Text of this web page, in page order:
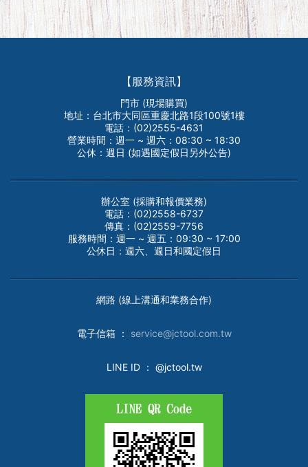
【服務資訊】
門市 (現場購買)
地址：台北市大同區重慶北路1段100號1樓
電話：(02)2555-4631
營業時間：週一 ~ 週六：08:30 ~ 18:30
公休：週日 (如遇國定假日另外公告)
辦公室 (採購和報價業務)
電話：(02)2558-6737
傳真：(02)2559-7756
服務時間：週一 ~ 週五：09:30 ~ 17:00
公休日：週六、週日和國定假日
網路 (線上溝通和業務合作)
電子信箱 ： service@jctool.com.tw
LINE ID： @jctool.tw